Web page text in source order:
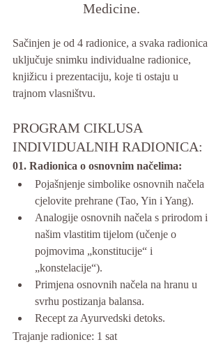
Medicine.
Sačinjen je od 4 radionice, a svaka radionica
uključuje snimku individualne radionice,
knjižicu i prezentaciju, koje ti ostaju u
trajnom vlasništvu.
PROGRAM CIKLUSA
INDIVIDUALNIH RADIONICA:
01. Radionica o osnovnim načelima:
Pojašnjenje simbolike osnovnih načela
cjelovite prehrane (Tao, Yin i Yang).
Analogije osnovnih načela s prirodom i
našim vlastitim tijelom (učenje o
pojmovima „konstitucije“ i
„konstelacije“).
Primjena osnovnih načela na hranu u
svrhu postizanja balansa.
Recept za Ayurvedski detoks.
Trajanje radionice: 1 sat